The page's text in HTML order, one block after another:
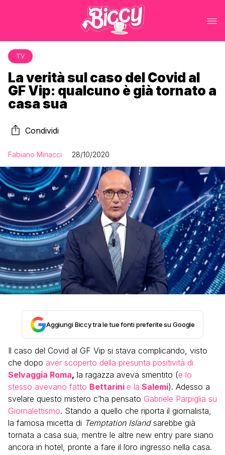
TV
La verità sul caso del Covid al
GF Vip: qualcuno è già tornato a
casa sua
Condividi
Fabiano Minacci 28/10/2020
Aggiungi Biccy tra le tue fonti preferite su Google
Il caso del Covid al GF Vip si stava complicando, visto
che dopo aver scoperto della presunta positività di
Selvaggia Roma, la ragazza aveva smentito (e lo
stesso avevano fatto Bettarini e la Salemi). Adesso a
svelare questo mistero c’ha pensato Gabriele Parpiglia su
Giornalettismo. Stando a quello che riporta il giornalista,
la famosa micetta di Temptation Islandsarebbe già
tornata a casa sua, mentre le altre new entry pare siano
ancora in hotel, pronte a fare il loro ingresso nella casa.